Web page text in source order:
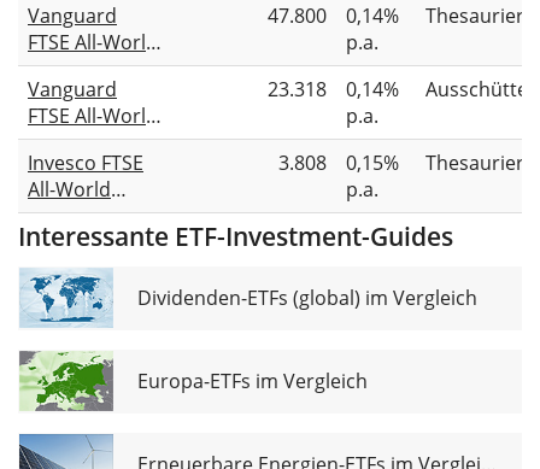
Vanguard
FTSE All-World
UCITS ETF
(USD)
Accumulating
47.800
0,14%
p.a.
Vanguard
FTSE All-World
UCITS ETF
(USD)
Distributing
23.318
0,14%
p.a.
Invesco FTSE
All-World
UCITS ETF
3.808
0,15%
p.a.
Interessante ETF-Investment-Guides
Dividenden-ETFs (global) im Vergleich
Europa-ETFs im Vergleich